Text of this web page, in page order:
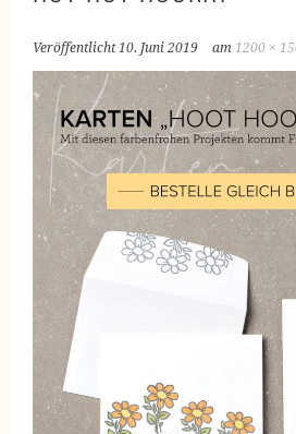
Veröffentlicht10. Juni 2019 am 1200 ×